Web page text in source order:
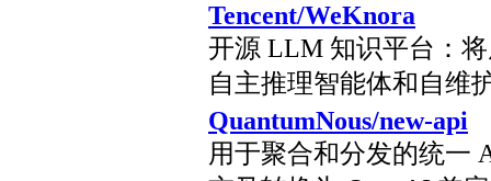
Tencent/WeKnora
开源 LLM 知识平台：
自主推理智能体和自维
QuantumNous/new-api
用于聚合和分发的统一